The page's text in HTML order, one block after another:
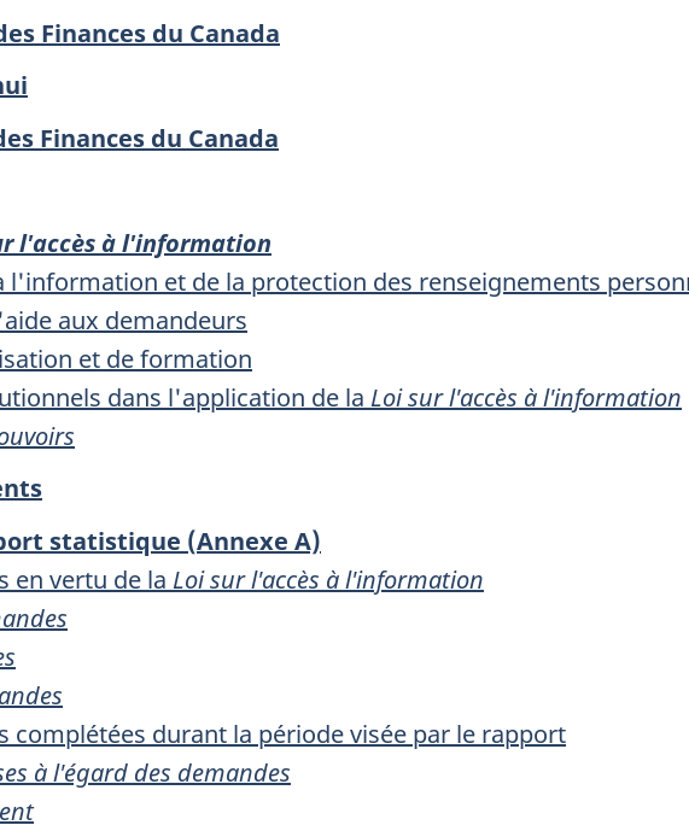
Finances du Canada
Finances du Canada
l'accès à l'information
l'information et de la protection des renseignements
aux demandeurs
et de formation
dans l'application de la Loi sur l'accès à l'information
statistique (Annexe A)
en vertu de la Loi sur l'accès à l'information
complétées durant la période visée par le rapport
à l'égard des demandes